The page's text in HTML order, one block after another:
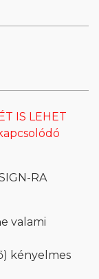
IS LEHET
RA
valami
kényelmes